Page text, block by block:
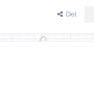
Del